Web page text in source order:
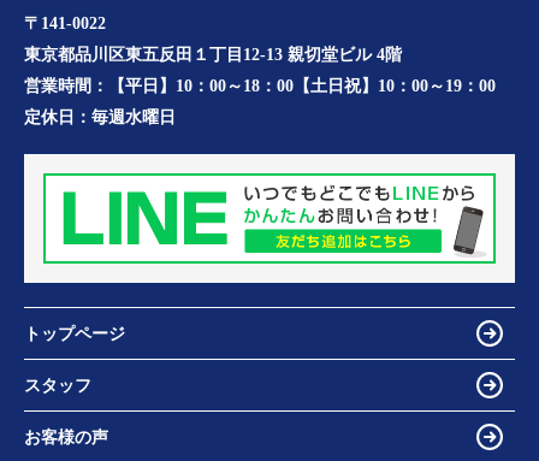
〒141-0022
東京都品川区東五反田１丁目12-13 親切堂ビル 4階
営業時間：
【平日】10：00～18：00【土日祝】10：00～19：00
定休日： 毎週水曜日
トップページ
スタッフ
お客様の声